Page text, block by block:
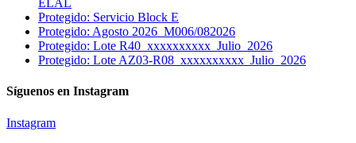
ELAL
Protegido: Servicio Block E
Protegido: Agosto 2026_M006/082026
Protegido: Lote R40_xxxxxxxxxx_Julio_2026
Protegido: Lote AZ03-R08_xxxxxxxxxx_Julio_2026
Síguenos en Instagram
Instagram